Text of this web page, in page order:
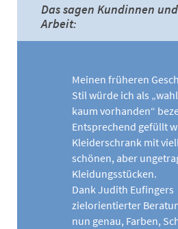
Das sagen Kundinnen
Arbeit:
Meinen früheren
Stil würde ich als
kaum vorhanden“
Entsprechend gefüllt
Kleiderschrank mit
schönen, aber
Kleidungsstücken.
Dank Judith Eufingers
zielorientierter
nun genau, Farben,